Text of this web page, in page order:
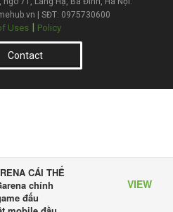
CÁI THẾ
chính
đấu
VIEW
| SĐT: 0975730600
Uses | Policy
Contact